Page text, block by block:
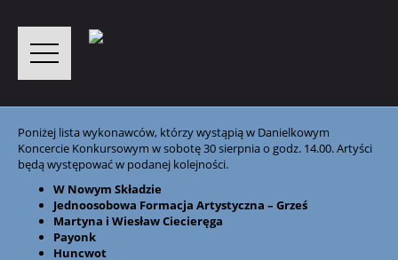
Poniżej lista wykonawców, którzy wystąpią w Danielkowym
Koncercie Konkursowym w sobotę 30 sierpnia o godz. 14.00. Artyści
będą występować w podanej kolejności.
W Nowym Składzie
Jednoosobowa Formacja Artystyczna – Grześ
Martyna i Wiesław Ciecieręga
Payonk
Huncwot